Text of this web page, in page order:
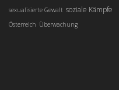
sexualisierte Gewalt soziale Kämpfe
Österreich Überwachung